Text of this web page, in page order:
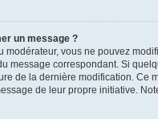
un message ?
modérateur, vous ne pouvez
message correspondant. Si
de la dernière modification.
de leur propre initiative.